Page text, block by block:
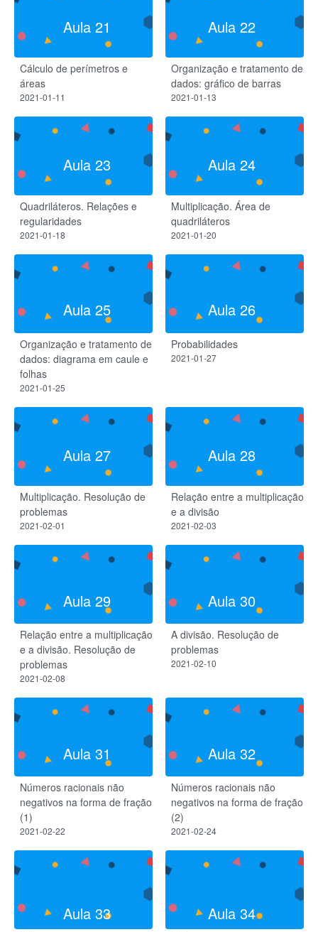
Aula 21
Cálculo de perímetros e
áreas
2021-01-11
Aula 22
Organização e tratamento de
dados: gráfico de barras
2021-01-13
Aula 23
Quadriláteros. Relações e
regularidades
2021-01-18
Aula 24
Multiplicação. Área de
quadriláteros
2021-01-20
Aula 25
Organização e tratamento de
dados: diagrama em caule e
folhas
2021-01-25
Aula 26
Probabilidades
2021-01-27
Aula 27
Multiplicação. Resolução de
problemas
2021-02-01
Aula 28
Relação entre a multiplicação
e a divisão
2021-02-03
Aula 29
Relação entre a multiplicação
e a divisão. Resolução de
problemas
2021-02-08
Aula 30
A divisão. Resolução de
problemas
2021-02-10
Aula 31
Números racionais não
negativos na forma de fração
(1)
2021-02-22
Aula 32
Números racionais não
negativos na forma de fração
(2)
2021-02-24
Aula 33 Aula 34